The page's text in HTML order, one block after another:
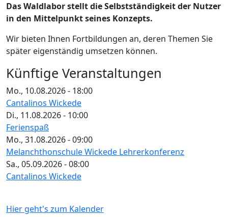
Das Waldlabor stellt die Selbstständigkeit der Nutzer
in den Mittelpunkt seines Konzepts.
Wir bieten Ihnen Fortbildungen an, deren Themen Sie
später eigenständig umsetzen können.
Künftige Veranstaltungen
Mo., 10.08.2026 - 18:00
Cantalinos Wickede
Di., 11.08.2026 - 10:00
Ferienspaß
Mo., 31.08.2026 - 09:00
Melanchthonschule Wickede Lehrerkonferenz
Sa., 05.09.2026 - 08:00
Cantalinos Wickede
Hier geht's zum Kalender